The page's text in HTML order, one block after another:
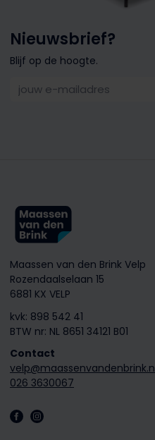
Nieuwsbrief?
Blijf op de hoogte.
jouw e-mailadres
Maassen van den Brink Velp
Rozendaalselaan 15
6881 KX VELP
kvk: 898 542 41
BTW nr: NL 8651 34121 B01
Contact
026 3630067